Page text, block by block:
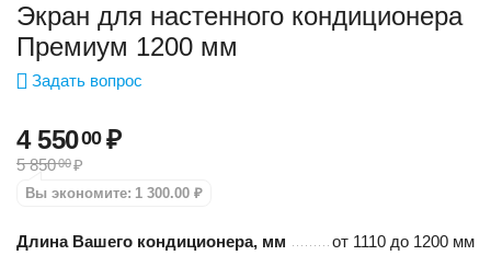
Экран для настенного кондиционера
Премиум 1200 мм
Задать вопрос
4 55000 ₽
5 85000₽
Вы экономите: 1 300.00 ₽
Длина Вашего кондиционера, мм
от 1110 до 1200 мм